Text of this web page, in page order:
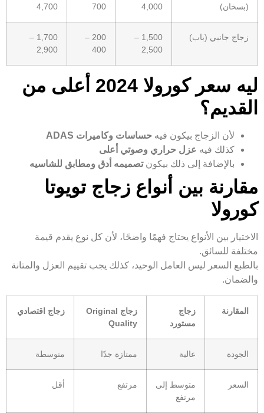
(بسخان)
4,000
700
4,700
زجاج جانبي (باب)
1,500 –
2,500
200 –
400
1,700 –
2,900
ليه سعر كورولا 2024 أعلى من
القديم؟
لأن الزجاج بيكون فيه حساسات وكاميرات ADAS
كذلك فيه عزل حراري وصوتي أعلى
بالإضافة إلى ذلك بيكونتصميمه أدق ومطابق للشاسيه
مقارنة بين أنواع زجاج تويوتا
كورولا
الاختيار بين الأنواع يحتاج فهمًا واضحًا، لأن كل نوع يقدم قيمة
مختلفة للسائق.
بالطبع السعر ليس العامل الوحيد، كذلك يجب تقييم العزل والمتانة
والضمان.
المقارنة
زجاج
مستورد
زجاج Original
Quality
زجاج اقتصادي
الجودة عالية ممتازة جدًا متوسطة
السعر
متوسط إلى
مرتفع
مرتفع أقل